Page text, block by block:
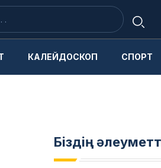
КАЛЕЙДОСКОП СПОРТ
Біздің